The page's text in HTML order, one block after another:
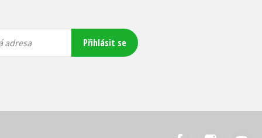
adresa Přihlásit se